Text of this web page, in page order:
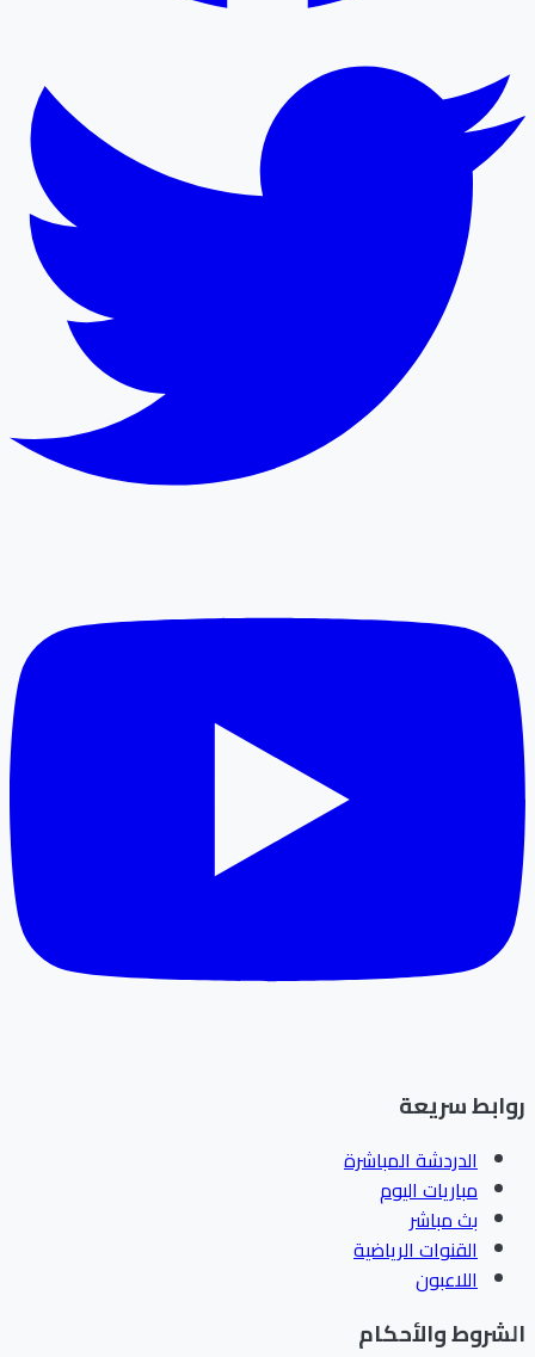
سريعة
الدردشة المباشرة
مباريات اليوم
بث مباشر
القنوات الرياضية
اللاعبون
والأحكام